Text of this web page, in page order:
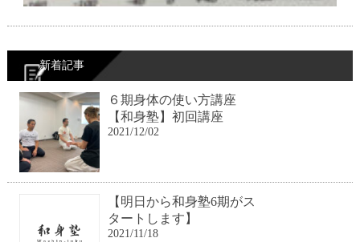
新着記事
６期身体の使い方講座
【和身塾】初回講座
2021/12/02
【明日から和身塾6期がス
タートします】
2021/11/18